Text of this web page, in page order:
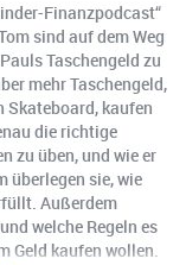
Finanzpodcast“
sind auf dem Weg
Taschengeld zu
mehr Taschengeld,
Skateboard, kaufen
die richtige
zu üben, und wie er
überlegen sie, wie
Außerdem
welche Regeln es
Geld kaufen wollen.